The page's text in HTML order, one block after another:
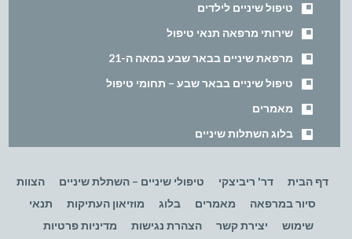
טיפול שיניים לילדים
שירותי מרפאה תנאי טיפול
מרפאת שיניים בבאר שבע במאה ה-21
טיפול שיניים בבאר שבע – תחומי טיפול
מאמרים
בלוג השתלות שיניים
דף הבית דר' ריביצקי טיפולי שיניים – השתלת שיניים
הצוות
סיור במרפאה
מאמרים בלוג מוזיאון העתיקות
תנאי
שימוש
יצירת קשר הצהרת נגישות מדיניות פרטיות